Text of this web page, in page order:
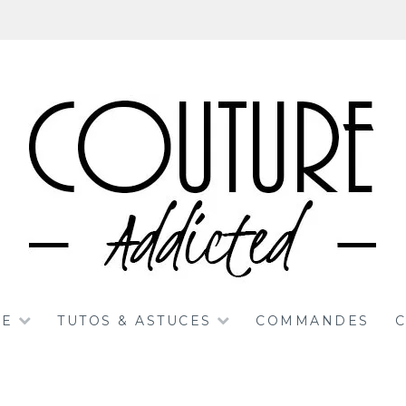
TUTOS & ASTUCES COMMANDES